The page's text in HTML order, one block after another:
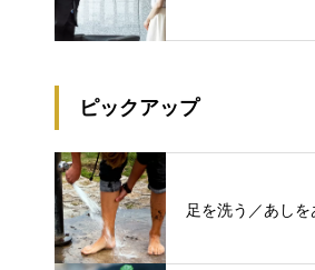
ピックアップ
足を洗う／あしを